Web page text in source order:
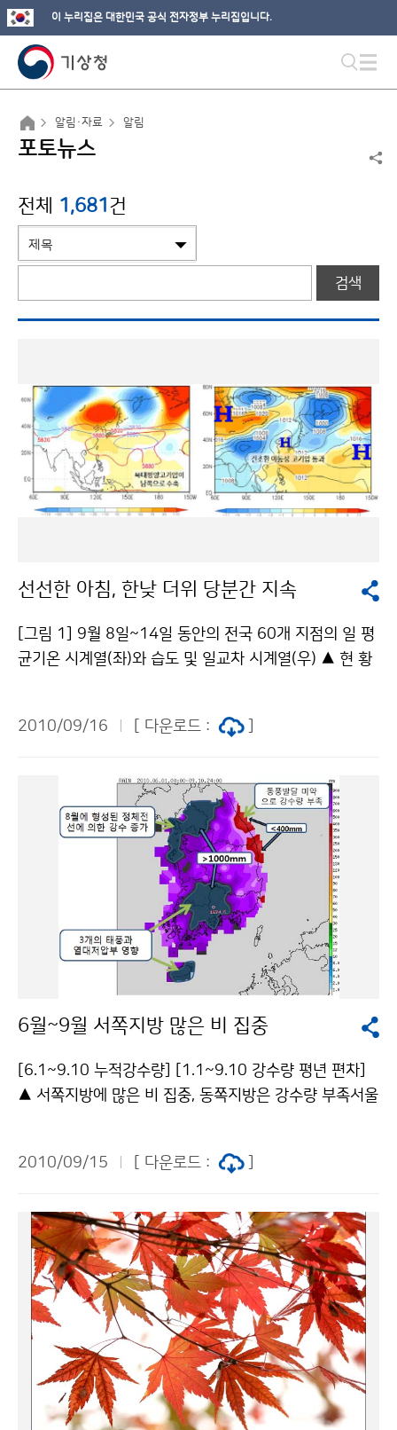
이 누리집은 대한민국 공식 전자정부 누리집입니다.
알림·자료 알림
포토뉴스
전체 1,681건
검색
선선한 아침, 한낮 더위 당분간 지속
[그림 1] 9월 8일~14일 동안의 전국 60개 지점의 일 평
균기온 시계열(좌)와 습도 및 일교차 시계열(우) ▲ 현 황
3℃)은 평년보다 3.4℃ 높았으나(그림 1, 좌). 기압골의
가 점차 커지는 경향을 보이고 있다(그림 1, 우). ▲ 원 인
최근(9월 13~14일) 북태평양고기압이 남쪽으로 수축하
고 대륙에서 발원한 건조한 이동성 고기압이 한반도를 통
과하면서, 우리나라는 일사에 의한 가열이 없는 아침에 상
대적으로 선선한 날씨가 나타났다(그림 2). 한편, 우리나
라 북서쪽으로 대륙 기온이 평년보다 높게 유지되어 있고,
낮 동안 복사 가열에 의해 한낮 더위가 지속되면서 일교차
가 커졌다(그림 3). [그림 2] 9월 13일~14일 5km 상층
(500hPa) 평균 고도장(실선, 빨강:2010년, 파랑: 평년)
발달)(좌)와 평균 해면기압(실선) 및 해면기압편차(음영)
차 분포도(출처 : NOAA) 문의 : 기후예측과 나현종 02-
2181-0481기상청 이(가) 창작한 선선한 아침, 한낮 더
용금지 조건에 따라 이용 할 수 있습니다.
2010/09/16 [ 다운로드 :
6월~9월 서쪽지방 많은 비 집중
[6.1~9.10 누적강수량] [1.1~9.10 강수량 평년 편차]
▲ 서쪽지방에 많은 비 집중, 동쪽지방은 강수량 부족서울
m 이상의 강수가 집중되어 연 강수량의 200mm 이상
로 대부분 동해안 지방은 강수량이 평년에 비해 300~60
0mm 이상(25~50%) 부족했다. ▲ 서해상으로 고온·다
습한 열대공기의 통로 형성, 태풍이 자주 지나가장마가 시
작하기 전에는 동서고압대의 영향을 받아 강수량이 적었
고, 장마기간에는 장마전선이 주로 남해상에 머물러 남부
지방과 제주도는 강수량이 많았으나 중부지방은 강수량
이 적었다. [6월 강수량 평년 편차] [7월 강수량 평년 편
차] [8월 강수량 평년 편차] 8월 이후 일본열도에 중심을
둔 북태평양고기압이 강화되어 정체하면서 서해상과 우
2010/09/15 [ 다운로드 :